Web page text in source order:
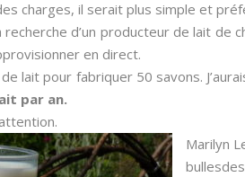
charges, il serait plus simple et
recherche d’un producteur de lait de
en direct.
de lait pour fabriquer 50 savons.
par an.
Marilyn